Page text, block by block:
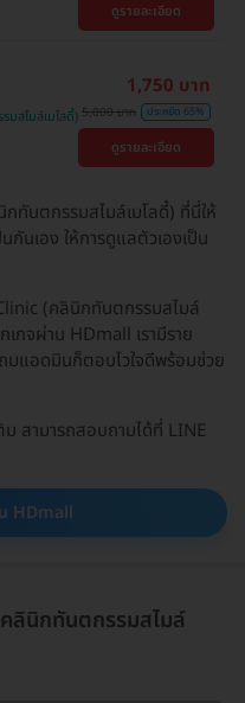
นตกรรมสไมล์เมโลดี้) ที่นี่ให้
นเอง ให้การดูแลตัวเองเป็น
(คลินิกทันตกรรมสไมล์
เกจผ่าน HDmall เรามีราย
มแอดมินก็ตอบไวใจดีพร้อมช่วย
สามารถสอบถามได้ที่ LINE
HDmall
ลินิกทันตกรรมสไมล์
ดูรายละเอียด
สไมล์เมโลดี้)
1,750 บาท
5,000 บาท ประหยัด 65%
ดูรายละเอียด